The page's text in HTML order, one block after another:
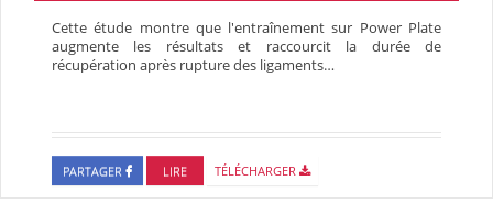
Cette étude montre que l'entraînement sur Power Plate
augmente les résultats et raccourcit la durée de
récupération après rupture des ligaments…
PARTAGER LIRE TÉLÉCHARGER